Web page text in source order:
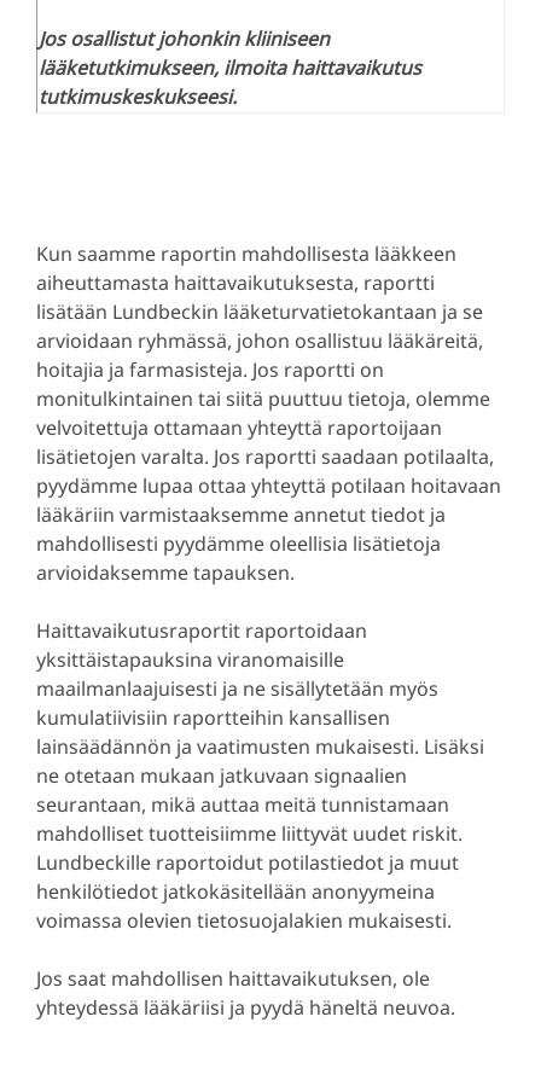
Jos osallistut johonkin kliiniseen
lääketutkimukseen, ilmoita haittavaikutus
tutkimuskeskukseesi.
Kun saamme raportin mahdollisesta lääkkeen
aiheuttamasta haittavaikutuksesta, raportti
lisätään Lundbeckin lääketurvatietokantaan ja se
arvioidaan ryhmässä, johon osallistuu lääkäreitä,
hoitajia ja farmasisteja. Jos raportti on
monitulkintainen tai siitä puuttuu tietoja, olemme
velvoitettuja ottamaan yhteyttä raportoijaan
lisätietojen varalta. Jos raportti saadaan potilaalta,
pyydämme lupaa ottaa yhteyttä potilaan hoitavaan
lääkäriin varmistaaksemme annetut tiedot ja
mahdollisesti pyydämme oleellisia lisätietoja
arvioidaksemme tapauksen.
Haittavaikutusraportit raportoidaan
yksittäistapauksina viranomaisille
maailmanlaajuisesti ja ne sisällytetään myös
kumulatiivisiin raportteihin kansallisen
lainsäädännön ja vaatimusten mukaisesti. Lisäksi
ne otetaan mukaan jatkuvaan signaalien
seurantaan, mikä auttaa meitä tunnistamaan
mahdolliset tuotteisiimme liittyvät uudet riskit.
Lundbeckille raportoidut potilastiedot ja muut
henkilötiedot jatkokäsitellään anonyymeina
voimassa olevien tietosuojalakien mukaisesti.
Jos saat mahdollisen haittavaikutuksen, ole
yhteydessä lääkäriisi ja pyydä häneltä neuvoa.